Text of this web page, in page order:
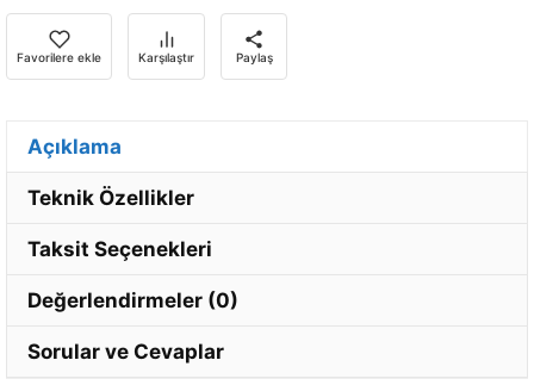
Favorilere ekle Karşılaştır Paylaş
Açıklama
Teknik Özellikler
Taksit Seçenekleri
Değerlendirmeler (0)
Sorular ve Cevaplar